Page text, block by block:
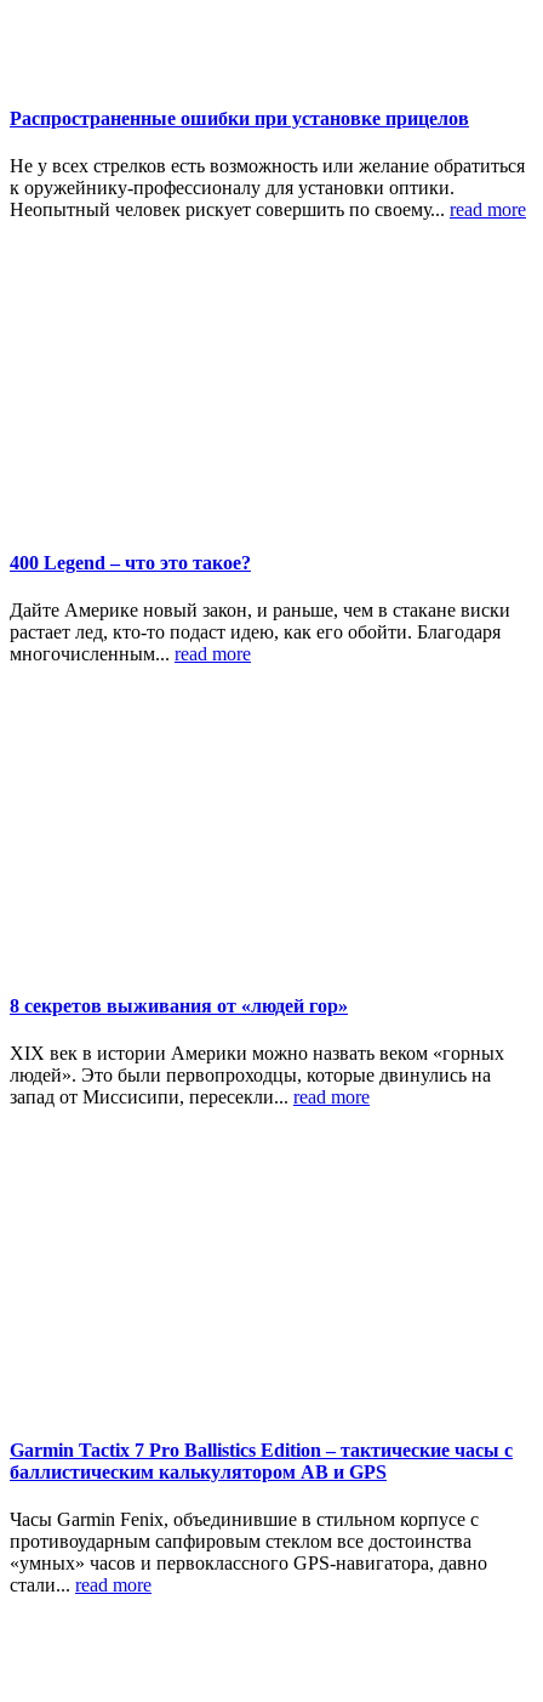
Распространенные ошибки при установке прицелов
Не у всех стрелков есть возможность или желание обратиться
к оружейнику-профессионалу для установки оптики.
Неопытный человек рискует совершить по своему... read more
400 Legend – что это такое?
Дайте Америке новый закон, и раньше, чем в стакане виски
растает лед, кто-то подаст идею, как его обойти. Благодаря
многочисленным... read more
8 секретов выживания от «людей гор»
XIX век в истории Америки можно назвать веком «горных
людей». Это были первопроходцы, которые двинулись на
запад от Миссисипи, пересекли... read more
Garmin Tactix 7 Pro Ballistics Edition – тактические часы с
баллистическим калькулятором AB и GPS
Часы Garmin Fenix, объединившие в стильном корпусе с
противоударным сапфировым стеклом все достоинства
«умных» часов и первоклассного GPS-навигатора, давно
стали... read more